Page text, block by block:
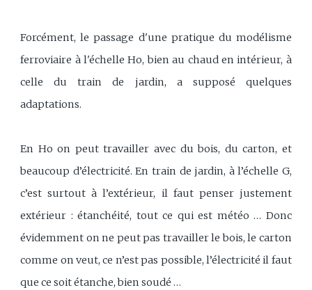
Forcément, le passage d'une pratique du modélisme
ferroviaire à l'échelle Ho, bien au chaud en intérieur, à
celle du train de jardin, a supposé quelques
adaptations.
En Ho on peut travailler avec du bois, du carton, et
beaucoup d’électricité. En train de jardin, à l’échelle G,
c’est surtout à l’extérieur, il faut penser justement
extérieur : étanchéité, tout ce qui est météo … Donc
évidemment on ne peut pas travailler le bois, le carton
comme on veut, ce n’est pas possible, l’électricité il faut
que ce soit étanche, bien soudé …